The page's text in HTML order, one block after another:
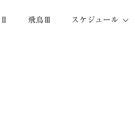
Ⅱ 飛鳥Ⅲ スケジュール